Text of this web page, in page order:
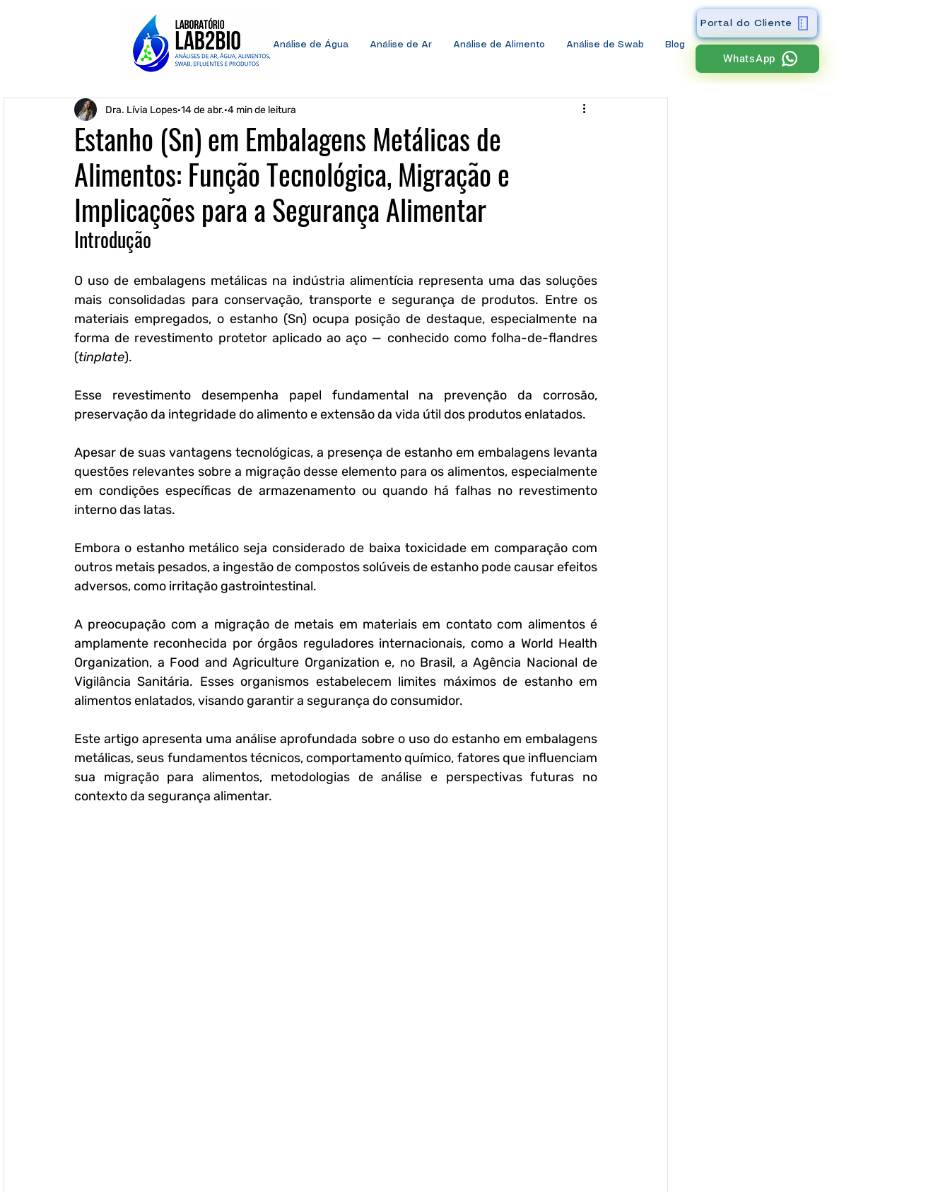
Análise de Água Análise de Ar Análise de Alimento Análise de Swab Blog
Portal do Cliente
WhatsApp
Estanho (Sn) em Embalagens Metálicas de
Alimentos: Função Tecnológica, Migração e
Implicações para a Segurança Alimentar
Dra. Lívia Lopes 14 de abr. 4 min de leitura
Introdução
O uso de embalagens metálicas na indústria alimentícia representa uma das soluções
mais consolidadas para conservação, transporte e segurança de produtos. Entre os
materiais empregados, o estanho (Sn) ocupa posição de destaque, especialmente na
forma de revestimento protetor aplicado ao aço — conhecido como folha-de-flandres
(tinplate).
Esse revestimento desempenha papel fundamental na prevenção da corrosão,
preservação da integridade do alimento e extensão da vida útil dos produtos enlatados.
Apesar de suas vantagens tecnológicas, a presença de estanho em embalagens levanta
questões relevantes sobre a migração desse elemento para os alimentos, especialmente
em condições específicas de armazenamento ou quando há falhas no revestimento
interno das latas.
Embora o estanho metálico seja considerado de baixa toxicidade em comparação com
outros metais pesados, a ingestão de compostos solúveis de estanho pode causar efeitos
adversos, como irritação gastrointestinal.
A preocupação com a migração de metais em materiais em contato com alimentos é
amplamente reconhecida por órgãos reguladores internacionais, como a World Health
Organization, a Food and Agriculture Organization e, no Brasil, a Agência Nacional de
Vigilância Sanitária. Esses organismos estabelecem limites máximos de estanho em
alimentos enlatados, visando garantir a segurança do consumidor.
Este artigo apresenta uma análise aprofundada sobre o uso do estanho em embalagens
metálicas, seus fundamentos técnicos, comportamento químico, fatores que influenciam
sua migração para alimentos, metodologias de análise e perspectivas futuras no
contexto da segurança alimentar.